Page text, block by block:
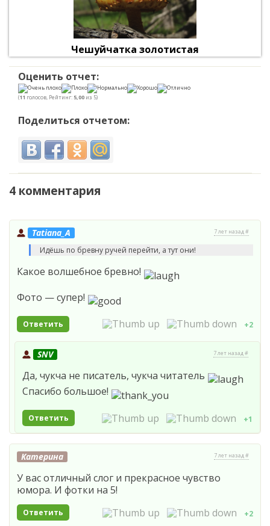
Чешуйчатка золотистая
Оценить отчет:
(11 голосов, Рейтинг: 5,00 из 5)
Поделиться отчетом:
4 комментария
Tatiana_A 7 лет назад #
Идёшь по бревну ручей перейти, а тут они!
Какое волшебное бревно!
Фото — супер!
Ответить +2
SNV 7 лет назад #
Да, чукча не писатель, чукча читатель
Спасибо большое!
Ответить +1
Катерина 7 лет назад #
У вас отличный слог и прекрасное чувство
юмора. И фотки на 5!
Ответить +2